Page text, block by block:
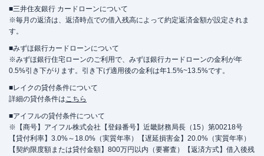
■三井住友銀行 カードローンについて
※毎月の返済は、返済時点での借入残高によって約定返済金額が設定されま
す。
■みずほ銀行カードローンについて
※みずほ銀行住宅ローンのご利用で、みずほ銀行カードローンの金利が年
0.5%引き下がります。引き下げ適用後の金利は年1.5%~13.5%です。
■レイクの貸付条件について
詳細の貸付条件はこちら
■アイフルの貸付条件について
※【商号】アイフル株式会社【登録番号】近畿財務局長（15）第00218号
【貸付利率】3.0%～18.0%（実質年率）【遅延損害金】20.0%（実質年率）
【契約限度額または貸付金額】800万円以内（要審査）【返済方式】借入後残